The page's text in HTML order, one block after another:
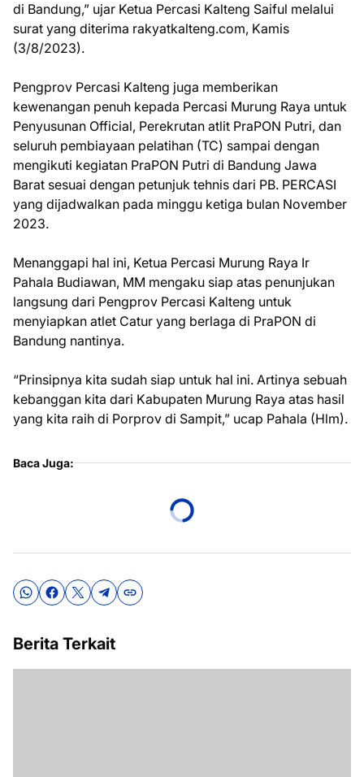
di Bandung,” ujar Ketua Percasi Kalteng Saiful melalui
surat yang diterima rakyatkalteng.com, Kamis
(3/8/2023).
Pengprov Percasi Kalteng juga memberikan
kewenangan penuh kepada Percasi Murung Raya untuk
Penyusunan Official, Perekrutan atlit PraPON Putri, dan
seluruh pembiayaan pelatihan (TC) sampai dengan
mengikuti kegiatan PraPON Putri di Bandung Jawa
Barat sesuai dengan petunjuk tehnis dari PB. PERCASI
yang dijadwalkan pada minggu ketiga bulan November
2023.
Menanggapi hal ini, Ketua Percasi Murung Raya Ir
Pahala Budiawan, MM mengaku siap atas penunjukan
langsung dari Pengprov Percasi Kalteng untuk
menyiapkan atlet Catur yang berlaga di PraPON di
Bandung nantinya.
“Prinsipnya kita sudah siap untuk hal ini. Artinya sebuah
kebanggan kita dari Kabupaten Murung Raya atas hasil
yang kita raih di Porprov di Sampit,” ucap Pahala (Hlm).
Baca Juga:
Berita Terkait